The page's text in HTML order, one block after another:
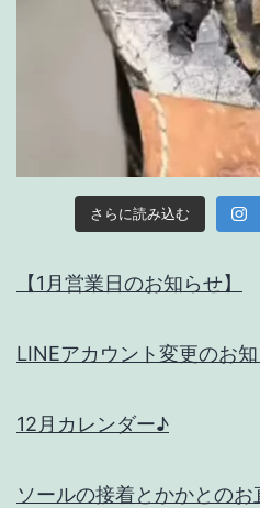
さらに読み込む
【1月営業日のお知らせ】
LINEアカウント変更のお
12月カレンダー♪
ソールの接着とかかとのお